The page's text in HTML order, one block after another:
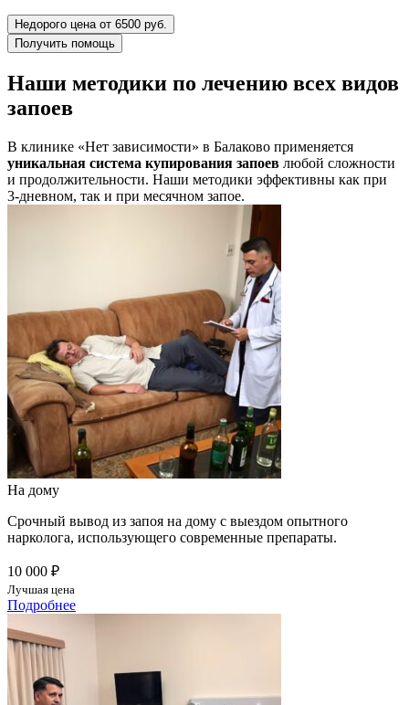
Недорого цена от 6500 руб.
Получить помощь
Наши методики по лечению всех видов
запоев
В клинике «Нет зависимости» в Балаково применяется
уникальная система купирования запоев любой сложности
и продолжительности. Наши методики эффективны как при
3-дневном, так и при месячном запое.
На дому
Срочный вывод из запоя на дому с выездом опытного
нарколога, использующего современные препараты.
10 000 ₽
Лучшая цена
Подробнее